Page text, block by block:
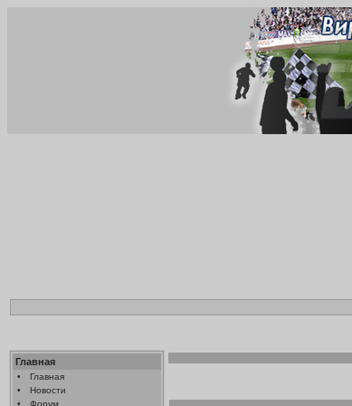
Главная
•
Главная
•
Новости
•
Форум